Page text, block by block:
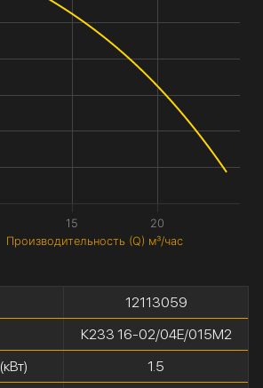
Производительность (Q) м³/час
15 20
12113059
К233 16-02/04Е/015М2
(кВт)
1.5